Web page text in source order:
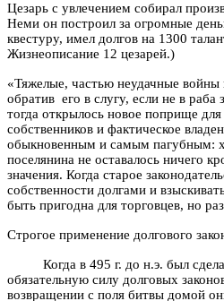
Цезарь с увлечением собирал
Неми он построил за огромные
квестуру, имел долгов на 1300
Жизнеописание 12 цезарей.)
«Тяжелые, частью неудачные
обратив его в слугу, если не в
тогда открылось новое поприще
собственников и фактическое
обыкновенным и самым пагубным:
поселянина не оставалось ничего
значения. Когда старое
собственности долгами и
быть пригодна для торговцев, но
Строгое применение долгового
Когда в 495 г. до н.э. был
обязательную силу долговых
возвращении с поля битвы домой